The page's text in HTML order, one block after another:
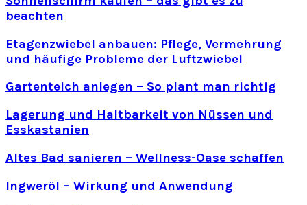
beachten
Etagenzwiebel anbauen: Pflege, Vermehrung
und häufige Probleme der Luftzwiebel
Gartenteich anlegen – So plant man richtig
Lagerung und Haltbarkeit von Nüssen und
Esskastanien
Altes Bad sanieren – Wellness-Oase schaffen
Ingweröl – Wirkung und Anwendung